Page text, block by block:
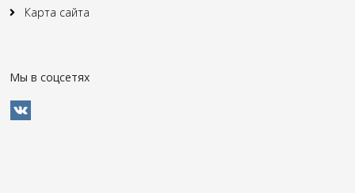
Карта сайта
Мы в соцсетях